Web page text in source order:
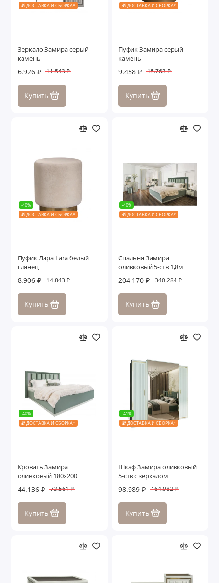
🎁 ДОСТАВКА И СБОРКА*
Зеркало Замира серый
камень
6.926 ₽ 11.543 ₽
Купить
🎁 ДОСТАВКА И СБОРКА*
Пуфик Замира серый
камень
9.458 ₽ 15.763 ₽
Купить
-40%
🎁 ДОСТАВКА И СБОРКА*
Пуфик Лара Lara белый
глянец
8.906 ₽ 14.843 ₽
Купить
-40%
🎁 ДОСТАВКА И СБОРКА*
Спальня Замира
оливковый 5-ств 1,8м
204.170 ₽ 340.284 ₽
Купить
-40%
🎁 ДОСТАВКА И СБОРКА*
Кровать Замира
оливковый 180x200
44.136 ₽ 73.561 ₽
Купить
-41%
🎁 ДОСТАВКА И СБОРКА*
Шкаф Замира оливковый
5-ств с зеркалом
98.989 ₽ 164.982 ₽
Купить